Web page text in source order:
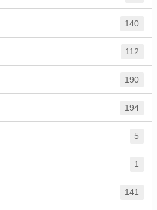
140
112
190
194
5
1
141